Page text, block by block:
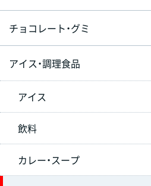
チョコレート・グミ
アイス・調理食品
アイス
飲料
カレー・スープ